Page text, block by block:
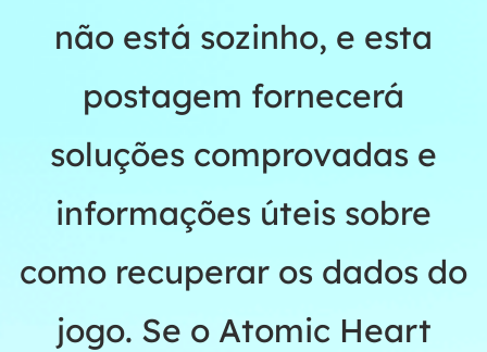
não está sozinho, e esta
postagem fornecerá
soluções comprovadas e
informações úteis sobre
como recuperar os dados do
jogo. Se o Atomic Heart